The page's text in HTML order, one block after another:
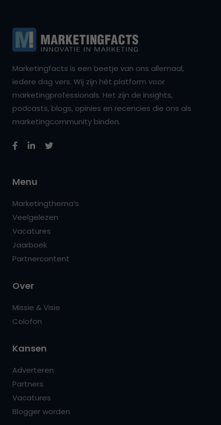
Marketingfacts is een beetje van ons allemaal,
iedere dag vers. Wij zijn hét platform voor
marketingprofessionals. Het zijn de insights,
podcasts, blogs, opinies en recencies die ons als
marketingcommunity binden.
Menu
Marketingthema’s
Veelgelezen
Vacatures
Jaarboek
Partnercontent
Over
Missie & Visie
Colofon
Kansen
Adverteren
Partners
Vacatures
Blogger worden